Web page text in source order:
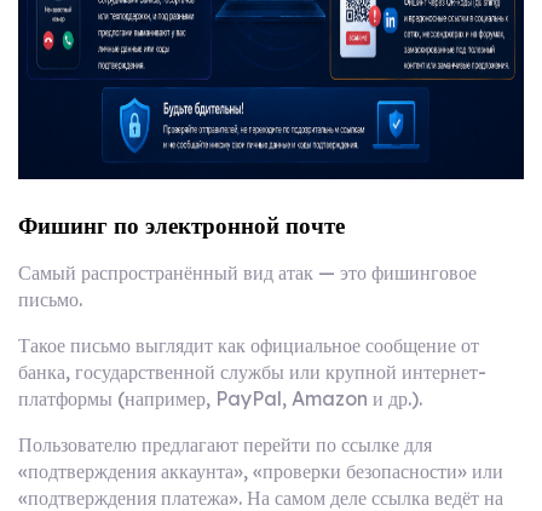
Фишинг по электронной почте
Самый распространённый вид атак — это фишинговое
письмо.
Такое письмо выглядит как официальное сообщение от
банка, государственной службы или крупной интернет-
платформы (например, PayPal, Amazon и др.).
Пользователю предлагают перейти по ссылке для
«подтверждения аккаунта», «проверки безопасности» или
«подтверждения платежа». На самом деле ссылка ведёт на